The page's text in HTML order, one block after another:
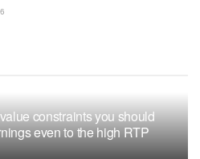
constraints you should
even to the high RTP